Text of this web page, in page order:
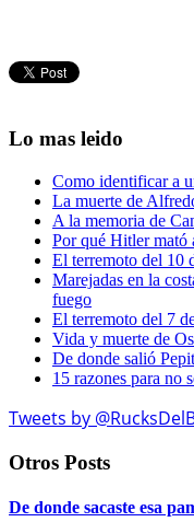
Lo mas leido
Como identificar a
La muerte de
A la memoria de
Por qué Hitler mató
El terremoto del 10
Marejadas en la
fuego
El terremoto del 7
Vida y muerte de
De donde salió
15 razones para no
Tweets by
Otros Posts
De donde sacaste esa